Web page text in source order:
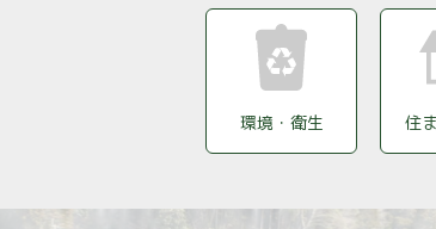
環境・衛生 住